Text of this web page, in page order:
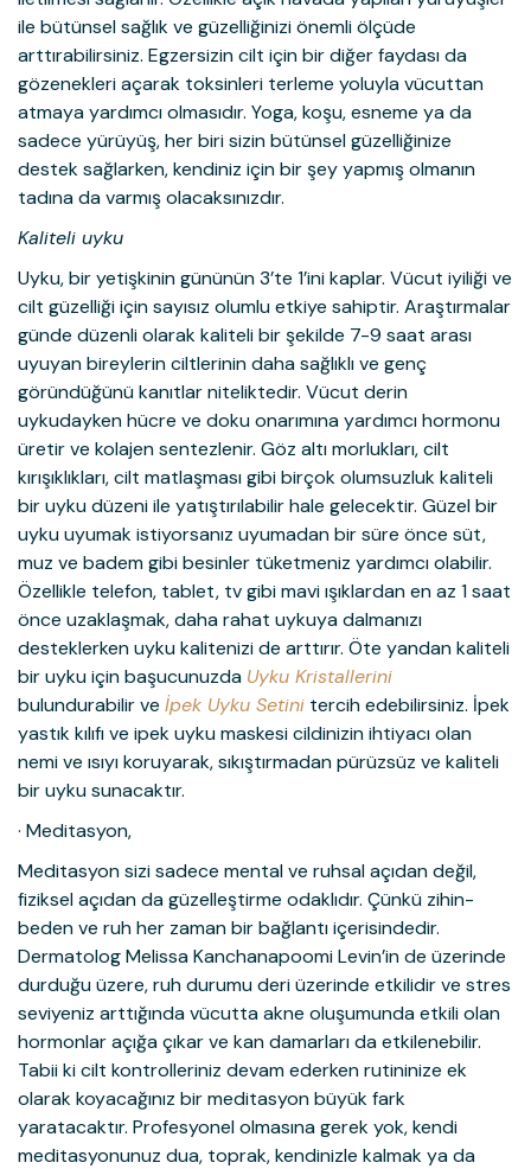
ile bütünsel sağlık ve güzelliğinizi önemli ölçüde
arttırabilirsiniz. Egzersizin cilt için bir diğer faydası da
gözenekleri açarak toksinleri terleme yoluyla vücuttan
atmaya yardımcı olmasıdır. Yoga, koşu, esneme ya da
sadece yürüyüş, her biri sizin bütünsel güzelliğinize
destek sağlarken, kendiniz için bir şey yapmış olmanın
tadına da varmış olacaksınızdır.
Kaliteli uyku
Uyku, bir yetişkinin gününün 3’te 1’ini kaplar. Vücut iyiliği ve
cilt güzelliği için sayısız olumlu etkiye sahiptir. Araştırmalar
günde düzenli olarak kaliteli bir şekilde 7-9 saat arası
uyuyan bireylerin ciltlerinin daha sağlıklı ve genç
göründüğünü kanıtlar niteliktedir. Vücut derin
uykudayken hücre ve doku onarımına yardımcı hormonu
üretir ve kolajen sentezlenir. Göz altı morlukları, cilt
kırışıklıkları, cilt matlaşması gibi birçok olumsuzluk kaliteli
bir uyku düzeni ile yatıştırılabilir hale gelecektir. Güzel bir
uyku uyumak istiyorsanız uyumadan bir süre önce süt,
muz ve badem gibi besinler tüketmeniz yardımcı olabilir.
Özellikle telefon, tablet, tv gibi mavi ışıklardan en az 1 saat
önce uzaklaşmak, daha rahat uykuya dalmanızı
desteklerken uyku kalitenizi de arttırır. Öte yandan kaliteli
bir uyku için başucunuzda Uyku Kristallerini
bulundurabilir ve İpek Uyku Setini tercih edebilirsiniz. İpek
yastık kılıfı ve ipek uyku maskesi cildinizin ihtiyacı olan
nemi ve ısıyı koruyarak, sıkıştırmadan pürüzsüz ve kaliteli
bir uyku sunacaktır.
· Meditasyon,
Meditasyon sizi sadece mental ve ruhsal açıdan değil,
fiziksel açıdan da güzelleştirme odaklıdır. Çünkü zihin-
beden ve ruh her zaman bir bağlantı içerisindedir.
Dermatolog Melissa Kanchanapoomi Levin’in de üzerinde
durduğu üzere, ruh durumu deri üzerinde etkilidir ve stres
seviyeniz arttığında vücutta akne oluşumunda etkili olan
hormonlar açığa çıkar ve kan damarları da etkilenebilir.
Tabii ki cilt kontrolleriniz devam ederken rutininize ek
olarak koyacağınız bir meditasyon büyük fark
yaratacaktır. Profesyonel olmasına gerek yok, kendi
meditasyonunuz dua, toprak, kendinizle kalmak ya da